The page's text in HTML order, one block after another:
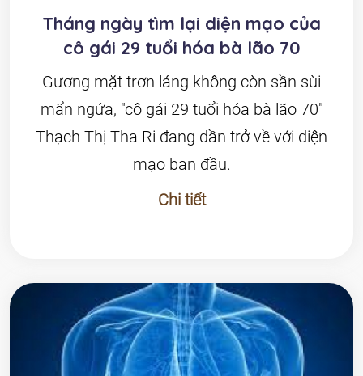
Tháng ngày tìm lại diện mạo của
cô gái 29 tuổi hóa bà lão 70
Gương mặt trơn láng không còn sần sùi
mẩn ngứa, "cô gái 29 tuổi hóa bà lão 70"
Thạch Thị Tha Ri đang dần trở về với diện
mạo ban đầu.
Chi tiết